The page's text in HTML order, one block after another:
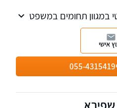
במגוון תחומים במשפט
זכויות נאשמים
הלקוח לאורך כל
ביותר.
055-4315419
אישי